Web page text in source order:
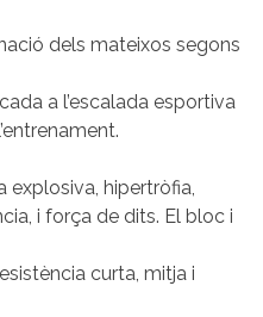
dels mateixos segons
a l’escalada esportiva
explosiva, hipertròfia,
i força de dits. El bloc i
curta, mitja i